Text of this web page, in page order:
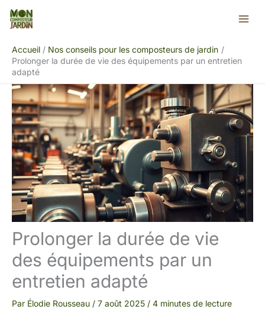
Aller
Accueil
Nos conseils pour les composteurs de jardin
Prolonger la durée de vie des équipements par un entretien
adapté
Prolonger la durée de vie
des équipements par un
entretien adapté
Par Élodie Rousseau / 7 août 2025 / 4 minutes de lecture
Rechercher